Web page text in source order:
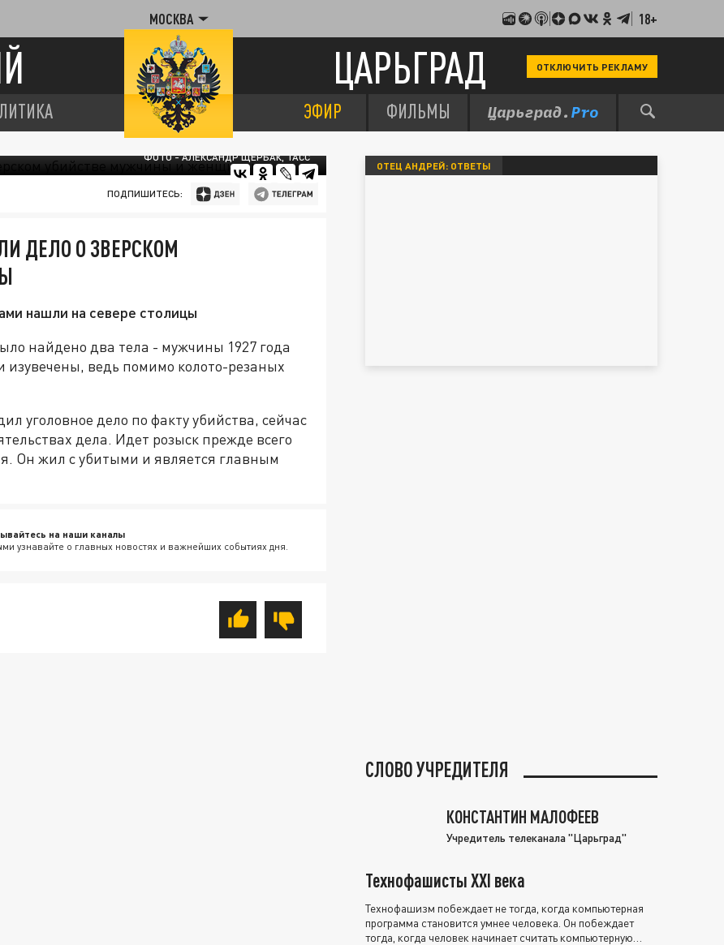
МОСКВА 18+
ЦАРЬГРАД ОТКЛЮЧИТЬ РЕКЛАМУ
ЭФИР ФИЛЬМЫ
ФОТО - АЛЕКСАНДР ЩЕРБАК, ТАСС
ПОДПИШИТЕСЬ:
ДЕЛО О ЗВЕРСКОМ
нашли на севере столицы
найдено два тела - мужчины 1927 года
ведь помимо колото-резаных
уголовное дело по факту убийства, сейчас
дела. Идет розыск прежде всего
Он жил с убитыми и является главным
на наши каналы
узнавайте о главных новостях и важнейших событиях дня.
ОТЕЦ АНДРЕЙ: ОТВЕТЫ
СЛОВО УЧРЕДИТЕЛЯ
КОНСТАНТИН МАЛОФЕЕВ
Учредитель телеканала "Царьград"
Технофашисты XXI века
Технофашизм побеждает не тогда, когда компьютерная
программа становится умнее человека. Он побеждает
тогда, когда человек начинает считать компьютерную